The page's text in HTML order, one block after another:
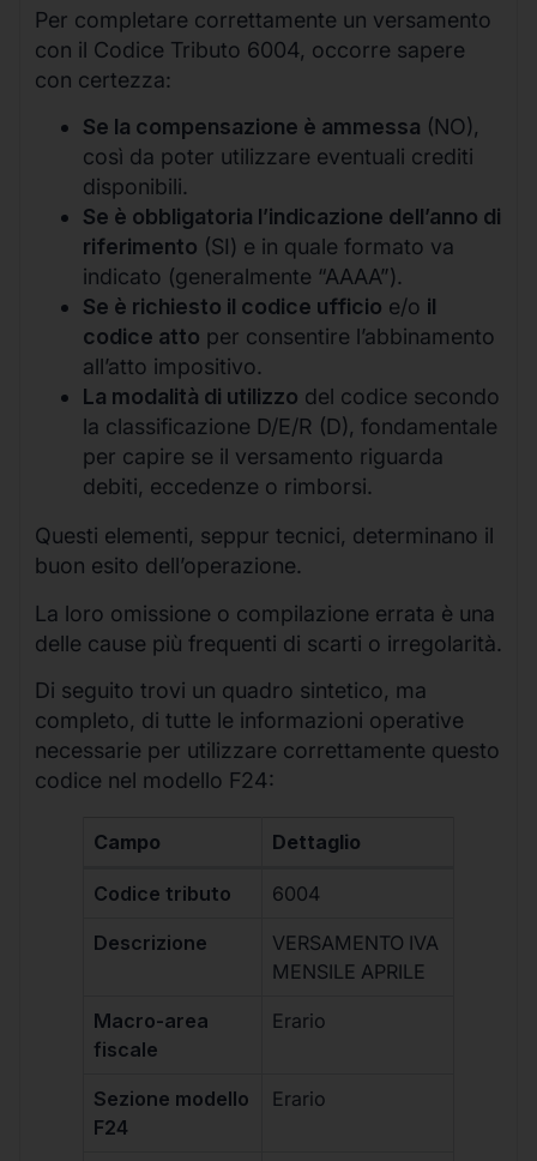
Per completare correttamente un versamento
con il Codice Tributo 6004, occorre sapere
con certezza:
Se la compensazione è ammessa (NO),
così da poter utilizzare eventuali crediti
disponibili.
Se è obbligatoria l’indicazione dell’anno di
riferimento (SI) e in quale formato va
indicato (generalmente “AAAA”).
Se è richiesto il codice ufficio e/o il
codice atto per consentire l’abbinamento
all’atto impositivo.
La modalità di utilizzo del codice secondo
la classificazione D/E/R (D), fondamentale
per capire se il versamento riguarda
debiti, eccedenze o rimborsi.
Questi elementi, seppur tecnici, determinano il
buon esito dell’operazione.
La loro omissione o compilazione errata è una
delle cause più frequenti di scarti o irregolarità.
Di seguito trovi un quadro sintetico, ma
completo, di tutte le informazioni operative
necessarie per utilizzare correttamente questo
codice nel modello F24:
Campo Dettaglio
Codice tributo 6004
Descrizione
VERSAMENTO IVA
MENSILE APRILE
Macro-area
fiscale
Erario
Sezione modello
F24
Erario